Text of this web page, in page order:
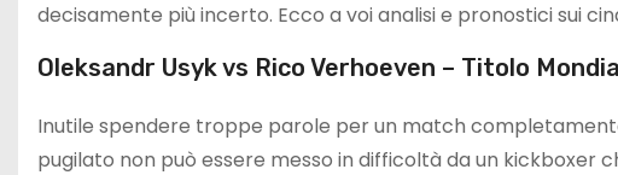
decisamente più incerto. Ecco a voi analisi e pronostici sui
Oleksandr Usyk vs Rico Verhoeven – Titolo
Inutile spendere troppe parole per un match
pugilato non può essere messo in difficoltà da un kickboxer